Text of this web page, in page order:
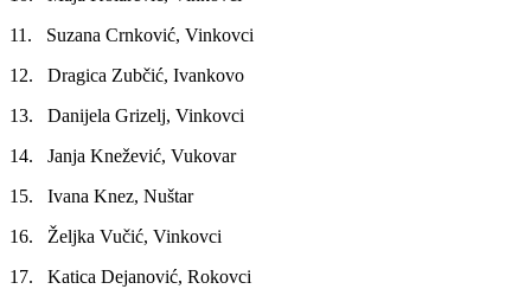
11. Suzana Crnković, Vinkovci
12. Dragica Zubčić, Ivankovo
13. Danijela Grizelj, Vinkovci
14. Janja Knežević, Vukovar
15. Ivana Knez, Nuštar
16. Željka Vučić, Vinkovci
17. Katica Dejanović, Rokovci